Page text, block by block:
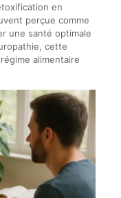
en
perçue comme
une santé optimale
cette
alimentaire